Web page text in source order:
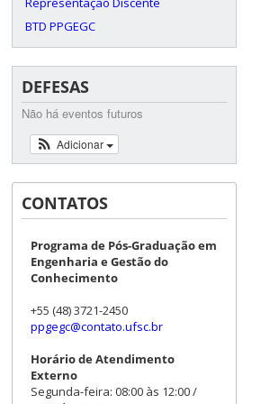
BTD PPGEGC
DEFESAS
Não há eventos futuros
Adicionar
CONTATOS
Programa de Pós-Graduação em
Engenharia e Gestão do
Conhecimento
+55 (48) 3721-2450
ppgegc@contato.ufsc.br
Horário de Atendimento
Externo
Segunda-feira: 08:00 às 12:00 /